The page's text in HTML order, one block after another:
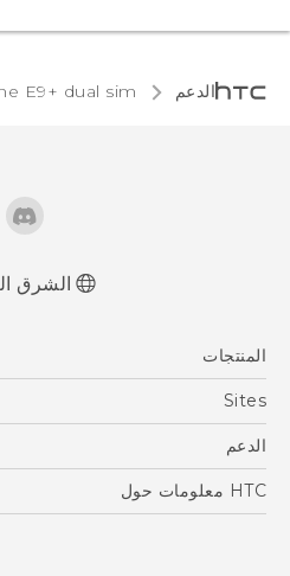
الدعم E9+ dual sim‎
الشرق
المنتجات
5G
EXODUS
Sites
HTC Dev
الدعم
الدعم
HTC معلومات حول